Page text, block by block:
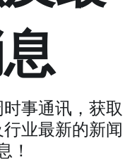
事通讯，获取
业最新的新闻
！